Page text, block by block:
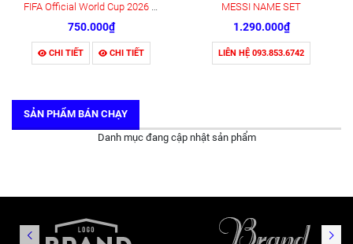
FIFA Official World Cup 2026 Fan ID Pass Card
750.000₫
CHI TIẾT CHI TIẾT
MESSI NAME SET
1.290.000₫
LIÊN HỆ 093.853.6742
SẢN PHẨM BÁN CHẠY
Danh mục đang cập nhật sản phẩm